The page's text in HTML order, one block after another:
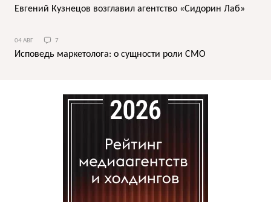
Евгений Кузнецов возглавил агентство «Сидорин Лаб»
04 АВГ 7
Исповедь маркетолога: о сущности роли СМО